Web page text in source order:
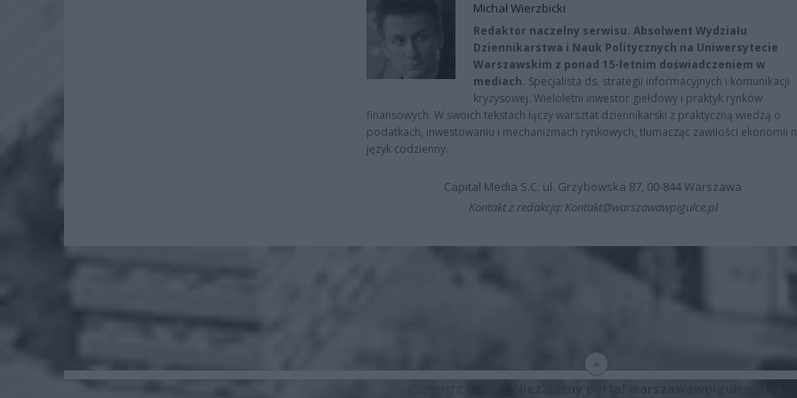
Michał Wierzbicki
Redaktor naczelny serwisu. Absolwent Wydziału
Dziennikarstwa i Nauk Politycznych na Uniwersytecie
Warszawskim z ponad 15-letnim doświadczeniem w
mediach. Specjalista ds. strategii informacyjnych i komunikacji
kryzysowej. Wieloletni inwestor giełdowy i praktyk rynków
finansowych. W swoich tekstach łączy warsztat dziennikarski z praktyczną wiedzą o
podatkach, inwestowaniu i mechanizmach rynkowych, tłumacząc zawiłości ekonomii
język codzienny.
Capital Media S.C. ul. Grzybowska 87, 00-844 Warszawa
Kontakt z redakcją: Kontakt@warszawawpigulce.pl